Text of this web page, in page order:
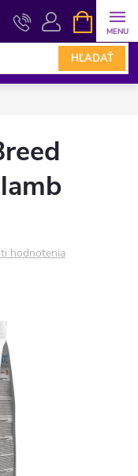
HĽADAŤ
KOŠÍK
hodnotenia